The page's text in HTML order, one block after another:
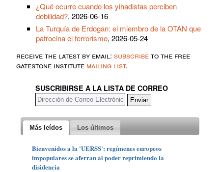
¿Qué ocurre cuando los yihadistas perciben
debilidad?, 2026-06-16
La Turquía de Erdogan: el miembro de la OTAN que
patrocina el terrorismo, 2026-05-24
receive the latest by email: subscribeto the free
gatestone institute mailing list.
SUSCRIBIRSE A LA LISTA DE CORREO
Más leídos Los últimos
Bienvenidos a la 'UERSS': regímenes europeos
impopulares se aferran al poder reprimiendo la
disidencia